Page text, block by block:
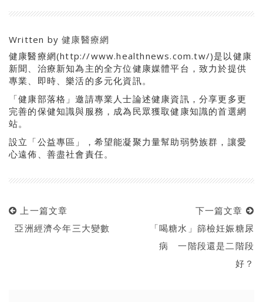
Written by健康醫療網
健康醫療網(http://www.healthnews.com.tw/)是以健康
新聞、治療新知為主的全方位健康媒體平台，致力於提供
專業、即時、樂活的多元化資訊。
「健康部落格」邀請專業人士論述健康資訊，分享更多更
完善的保健知識與服務，成為民眾獲取健康知識的首選網
站。
設立「公益專區」，希望能凝聚力量幫助弱勢族群，讓愛
心遠佈、善盡社會責任。
上一篇文章
亞洲經濟今年三大變數
下一篇文章
「喝糖水」篩檢妊娠糖尿
病 一階段還是二階段
好？